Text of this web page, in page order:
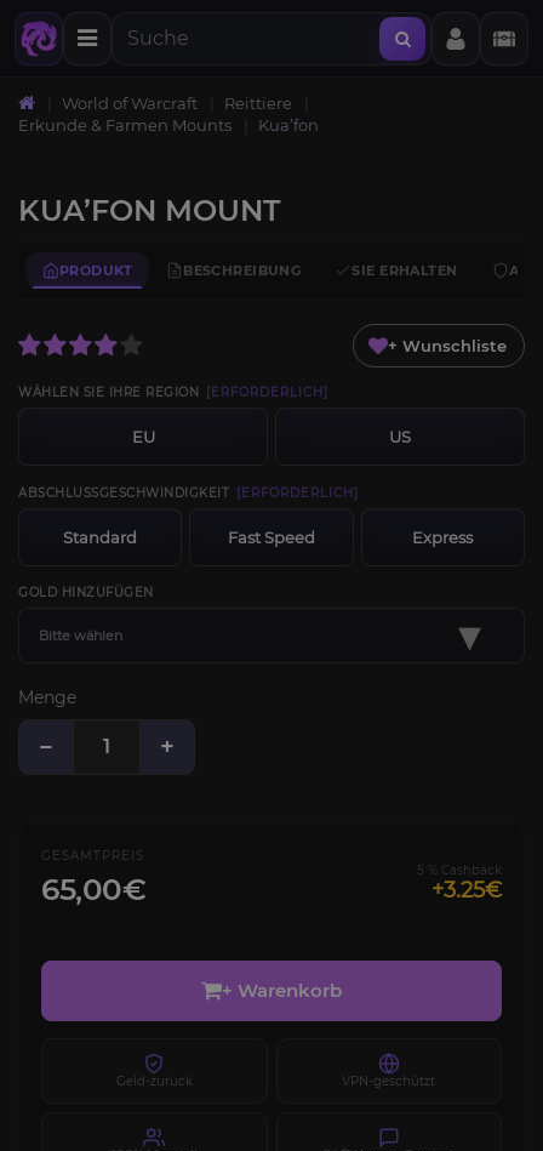
World of Warcraft
Reittiere
Erkunde & Farmen Mounts
Kua’fon
KUA’FON MOUNT
PRODUKT BESCHREIBUNG SIE ERHALTEN
+ Wunschliste
WÄHLEN SIE IHRE REGION [ERFORDERLICH]
EU US
ABSCHLUSSGESCHWINDIGKEIT [ERFORDERLICH]
Standard Fast Speed Express
GOLD HINZUFÜGEN
Bitte wählen ▾
Menge
− +
GESAMTPREIS
65,00€
5 % Cashback
+3.25€
+ Warenkorb
Geld-zurück VPN-geschützt